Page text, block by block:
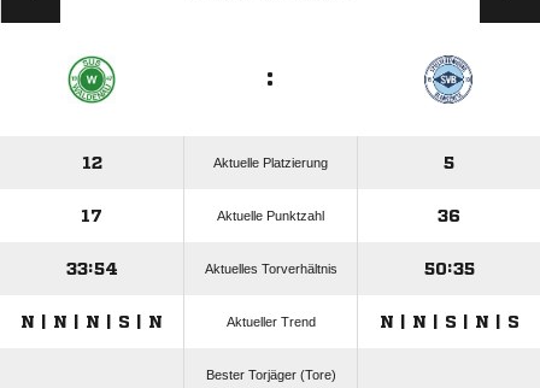
:
12 Aktuelle Platzierung 5
17 Aktuelle Punktzahl 36
33:54 Aktuelles Torverhältnis 50:35
N | N | N | S | N Aktueller Trend N | N | S | N | S
Bester Torjäger (Tore)